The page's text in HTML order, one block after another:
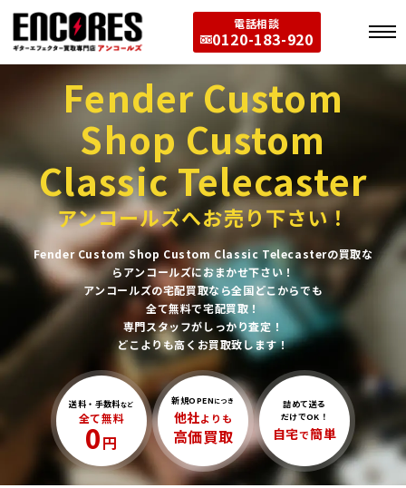
電話相談
0120-183-920
Fender Custom
Shop Custom
Classic Telecaster
アンコールズへお売り下さい！
Fender Custom Shop Custom Classic Telecasterの買取な
らアンコールズにおまかせ下さい！
アンコールズの宅配買取なら全国どこからでも
全て無料で宅配買取！
専門スタッフがしっかり査定！
どこよりも高くお買取致します！
送料・手数料など
全て無料
0円
新規OPEN につき
他社よりも
高価買取
詰めて送る
だけでOK！
自宅で簡単